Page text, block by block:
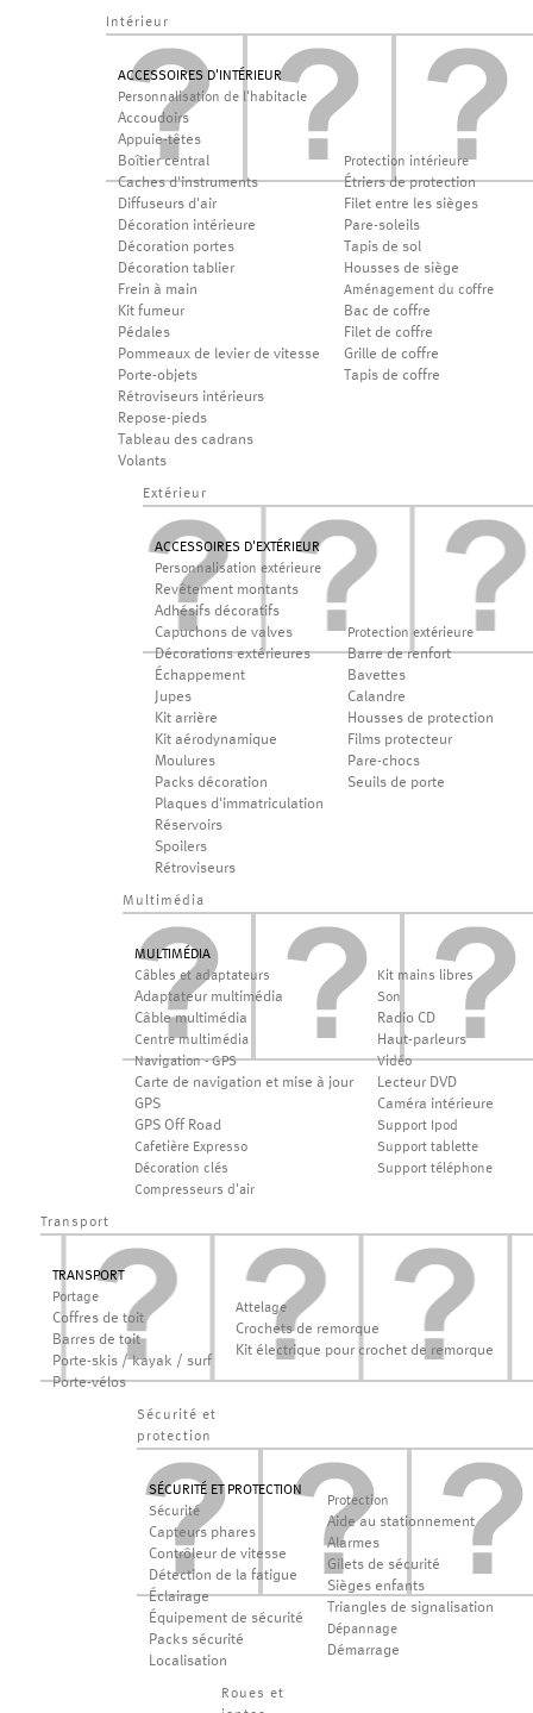
Intérieur
ACCESSOIRES D'INTÉRIEUR
Personnalisation de l'habitacle
Accoudoirs
Appuie-têtes
Boîtier central
Caches d'instruments
Diffuseurs d'air
Décoration intérieure
Décoration portes
Décoration tablier
Frein à main
Kit fumeur
Pédales
Pommeaux de levier de vitesse
Porte-objets
Rétroviseurs intérieurs
Repose-pieds
Tableau des cadrans
Volants
Protection intérieure
Étriers de protection
Filet entre les sièges
Pare-soleils
Tapis de sol
Housses de siège
Aménagement du coffre
Bac de coffre
Filet de coffre
Grille de coffre
Tapis de coffre
Extérieur
ACCESSOIRES D'EXTÉRIEUR
Personnalisation extérieure
Revêtement montants
Adhésifs décoratifs
Capuchons de valves
Décorations extérieures
Échappement
Jupes
Kit arrière
Kit aérodynamique
Moulures
Packs décoration
Plaques d'immatriculation
Réservoirs
Spoilers
Rétroviseurs
Protection extérieure
Barre de renfort
Bavettes
Calandre
Housses de protection
Films protecteur
Pare-chocs
Seuils de porte
Multimédia
MULTIMÉDIA
Câbles et adaptateurs
Adaptateur multimédia
Câble multimédia
Centre multimédia
Navigation - GPS
Carte de navigation et mise à jour
GPS
GPS Off Road
Cafetière Expresso
Décoration clés
Compresseurs d'air
Kit mains libres
Son
Radio CD
Haut-parleurs
Vidéo
Lecteur DVD
Caméra intérieure
Support Ipod
Support tablette
Support téléphone
Transport
TRANSPORT
Portage
Coffres de toit
Barres de toit
Porte-skis / kayak / surf
Porte-vélos
Attelage
Crochets de remorque
Kit électrique pour crochet de remorque
Sécurité et
protection
SÉCURITÉ ET PROTECTION
Sécurité
Capteurs phares
Contrôleur de vitesse
Détection de la fatigue
Éclairage
Équipement de sécurité
Packs sécurité
Localisation
Protection
Aide au stationnement
Alarmes
Gilets de sécurité
Sièges enfants
Triangles de signalisation
Dépannage
Démarrage
Roues et